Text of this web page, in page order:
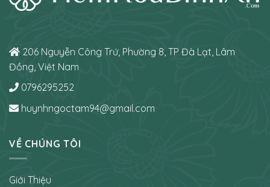
206 Nguyễn Công Trứ, Phường 8, TP Đà Lạt, Lâm
Đồng, Việt Nam
0796295252
huynhngoctam94@gmail.com
VỀ CHÚNG TÔI
Giới Thiệu